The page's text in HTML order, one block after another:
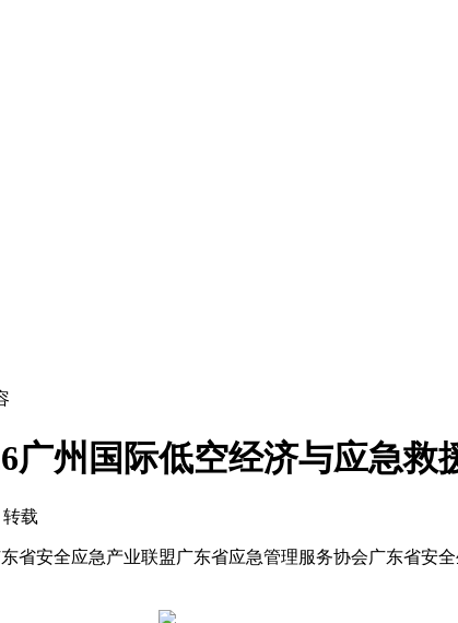
州国际低空经济与应急救
载
省安全应急产业联盟广东省应急管理服务协会广东省安